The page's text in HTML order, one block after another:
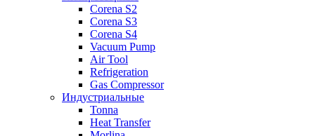
Corena S2
Corena S3
Corena S4
Vacuum Pump
Air Tool
Refrigeration
Gas Compressor
Индустриальные
Tonna
Heat Transfer